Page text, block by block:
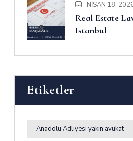
NISAN 18, 2026
Real Estate
Istanbul
Etiketler
Anadolu Adliyesi yakın avukat